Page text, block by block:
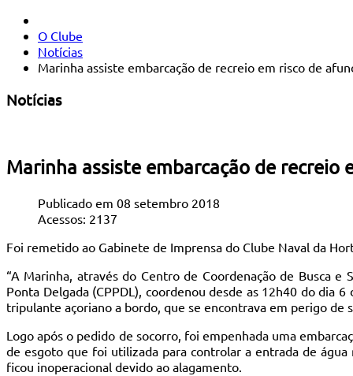
O Clube
Notícias
Marinha assiste embarcação de recreio em risco de
Notícias
Marinha assiste embarcação de recreio
Publicado em 08 setembro 2018
Acessos: 2137
Foi remetido ao Gabinete de Imprensa do Clube Naval da
“A Marinha, através do Centro de Coordenação de Busca
Ponta Delgada (CPPDL), coordenou desde as 12h40 do dia
tripulante açoriano a bordo, que se encontrava em perigo de
Logo após o pedido de socorro, foi empenhada uma
de esgoto que foi utilizada para controlar a entrada de água
ficou inoperacional devido ao alagamento.